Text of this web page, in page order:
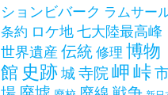
ションビバーク ラムサー
条約 ロケ地七大陸最高峰
世界遺産 伝統修理 博物
館 史跡城寺院岬峠